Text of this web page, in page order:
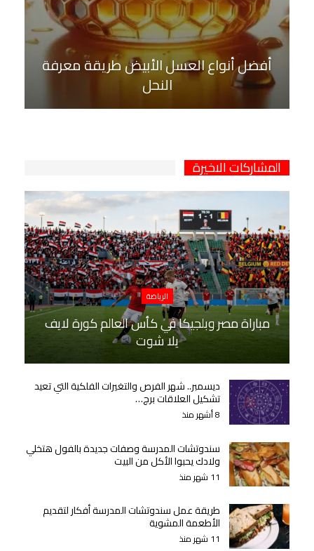
أفضل أنواع العسل الأبيض طريقة معرفة
النحل
المشاركات الاخيرة
الرياضة
مباراة مصر وبلجيكا في كأس العالم كورة لايف
يلا شوت
ديسمبر.. شهر الفرص والتغيرات الفلكية التي تعيد
تشكيل العلاقات برج…
8 أشهر منذ
سندوتشات المدرسة وصفات جديدة بالفول هتخلي
ولادك يحبوا الأكل من البيت
11 شهر منذ
طريقة عمل سندوتشات المدرسة أفكار لتقديم
الأطعمة المشوية
11 شهر منذ